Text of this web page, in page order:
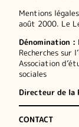
Mentions
août 2000. Le
Dénomination :
Recherches sur
Association
sociales
Directeur de la
CONTACT